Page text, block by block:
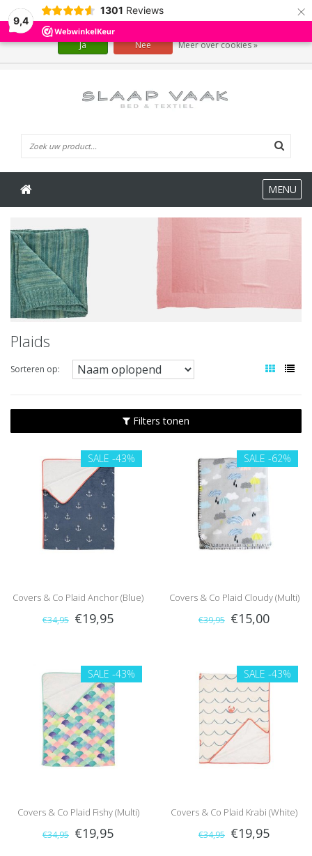
9,4
1301 Reviews ×
MENU
Plaids
Sorteren op:
Filters tonen
SALE -43%
Covers & Co Plaid Anchor (Blue)
€34,95 €19,95
SALE -62%
Covers & Co Plaid Cloudy (Multi)
€39,95 €15,00
SALE -43%
Covers & Co Plaid Fishy (Multi)
€34,95 €19,95
SALE -43%
Covers & Co Plaid Krabi (White)
€34,95 €19,95
Wij slaan cookies op om onze website te verbeteren. Is dat akkoord?
Ja Nee Meer over cookies »